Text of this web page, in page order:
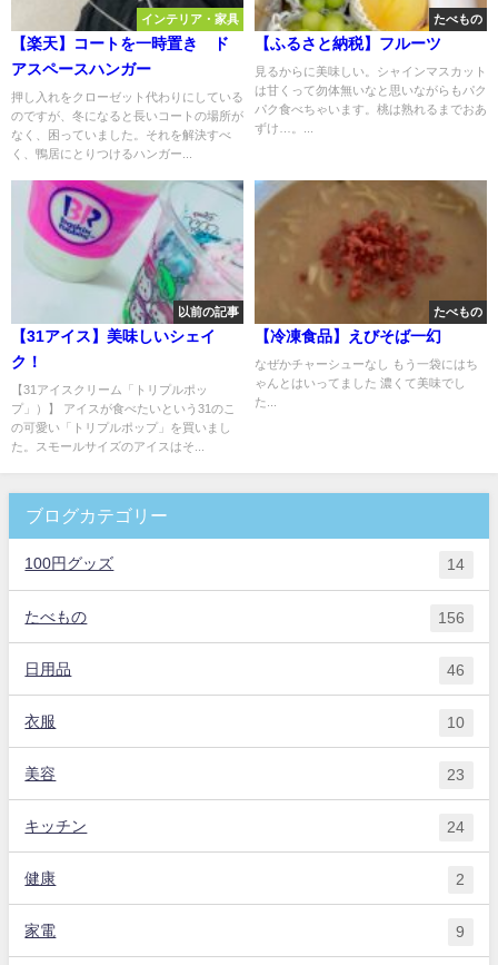
インテリア・家具
【楽天】コートを一時置き ド
アスペースハンガー
押し入れをクローゼット代わりにしている
のですが、冬になると長いコートの場所が
なく、困っていました。それを解決すべ
く、鴨居にとりつけるハンガー...
たべもの
【ふるさと納税】フルーツ
見るからに美味しい。シャインマスカット
は甘くって勿体無いなと思いながらもパク
パク食べちゃいます。桃は熟れるまでおあ
ずけ…。...
以前の記事
【31アイス】美味しいシェイ
ク！
【31アイスクリーム「トリプルポッ
プ」）】 アイスが食べたいという31のこ
の可愛い「トリプルポップ」を買いまし
た。スモールサイズのアイスはそ...
たべもの
【冷凍食品】えびそば一幻
なぜかチャーシューなし もう一袋にはち
ゃんとはいってました 濃くて美味でし
た...
ブログカテゴリー
100円グッズ 14
たべもの 156
日用品 46
衣服 10
美容 23
キッチン 24
健康 2
家電 9